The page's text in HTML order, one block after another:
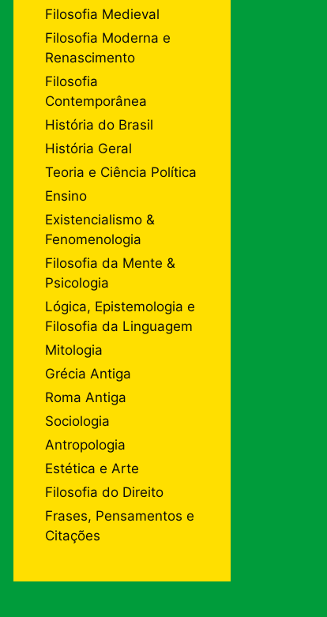
Filosofia Medieval
Filosofia Moderna e
Renascimento
Filosofia
Contemporânea
História do Brasil
História Geral
Teoria e Ciência Política
Ensino
Existencialismo &
Fenomenologia
Filosofia da Mente &
Psicologia
Lógica, Epistemologia e
Filosofia da Linguagem
Mitologia
Grécia Antiga
Roma Antiga
Sociologia
Antropologia
Estética e Arte
Filosofia do Direito
Frases, Pensamentos e
Citações